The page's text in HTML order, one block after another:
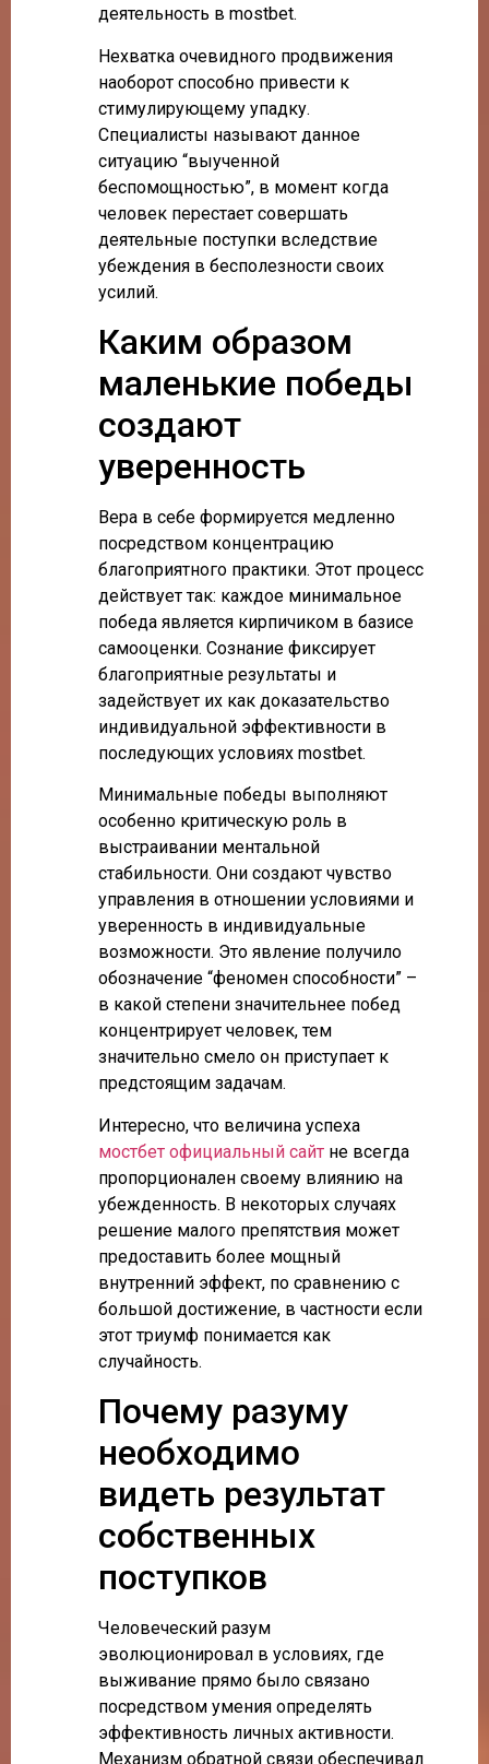
деятельность в mostbet.
Нехватка очевидного продвижения
наоборот способно привести к
стимулирующему упадку.
Специалисты называют данное
ситуацию “выученной
беспомощностью”, в момент когда
человек перестает совершать
деятельные поступки вследствие
убеждения в бесполезности своих
усилий.
Каким образом
маленькие победы
создают
уверенность
Вера в себе формируется медленно
посредством концентрацию
благоприятного практики. Этот процесс
действует так: каждое минимальное
победа является кирпичиком в базисе
самооценки. Сознание фиксирует
благоприятные результаты и
задействует их как доказательство
индивидуальной эффективности в
последующих условиях mostbet.
Минимальные победы выполняют
особенно критическую роль в
выстраивании ментальной
стабильности. Они создают чувство
управления в отношении условиями и
уверенность в индивидуальные
возможности. Это явление получило
обозначение “феномен способности” –
в какой степени значительнее побед
концентрирует человек, тем
значительно смело он приступает к
предстоящим задачам.
Интересно, что величина успеха
мостбет официальный сайт не всегда
пропорционален своему влиянию на
убежденность. В некоторых случаях
решение малого препятствия может
предоставить более мощный
внутренний эффект, по сравнению с
большой достижение, в частности если
этот триумф понимается как
случайность.
Почему разуму
необходимо
видеть результат
собственных
поступков
Человеческий разум
эволюционировал в условиях, где
выживание прямо было связано
посредством умения определять
эффективность личных активности.
Механизм обратной связи обеспечивал